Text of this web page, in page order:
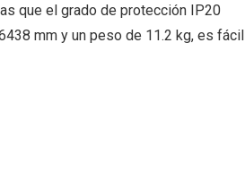
que el grado de protección IP20
mm y un peso de 11.2 kg, es fácil